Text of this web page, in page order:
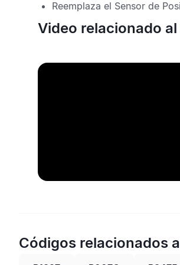
Reemplaza el Sensor de
Video relacionado
Códigos relacionados